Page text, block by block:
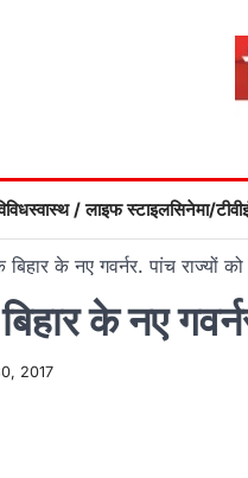
स्वास्थ / लाइफ स्टाइलसिनेमा/टीवी
के नए गवर्नर. पांच राज्यों
के नए
2017